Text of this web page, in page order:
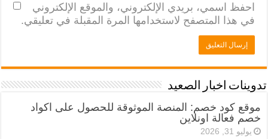
احفظ اسمي، بريدي الإلكتروني، والموقع الإلكتروني
في هذا المتصفح لاستخدامها المرة المقبلة في تعليقي.
تدوينات اخبار الصعيد
موقع كود خصم: المنصة الموثوقة للحصول على اكواد
خصم فعالة اونلاين
يوليو 31, 2026